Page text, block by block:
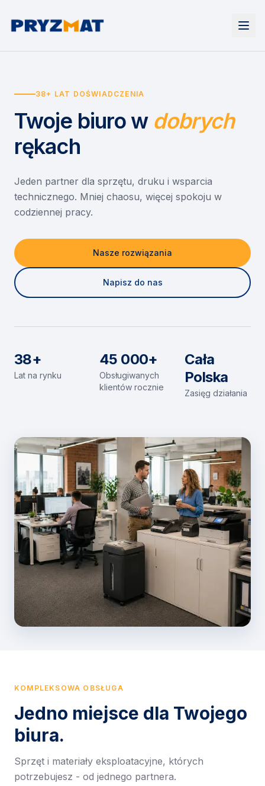
Urządzenia
Drukarki i urządzenia wielofunkcyjne
Etykiety i identyfikacja
Skanery i obieg dokumentów
Monitory interaktywne
Niszczarki dokumentów
Wynajem drukarek
Wynajem urządzeń biurowych
Asystent druku
EZD RP
Misja szkoła
Serwis
O nas
Kontakt
38+ LAT DOŚWIADCZENIA
Twoje biuro w dobrych
rękach
Jeden partner dla sprzętu, druku i wsparcia
technicznego. Mniej chaosu, więcej spokoju w
codziennej pracy.
Nasze rozwiązania
Napisz do nas
38+
Lat na rynku
45 000+
Obsługiwanych
klientów rocznie
Cała
Polska
Zasięg działania
KOMPLEKSOWA OBSŁUGA
Jedno miejsce dla Twojego
biura.
Sprzęt i materiały eksploatacyjne, których
potrzebujesz - od jednego partnera.